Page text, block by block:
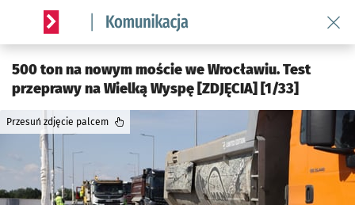
Serwis informacyjny wroclaw.pl podserwis: Komunikacja
500 ton na nowym moście we Wrocławiu. Test
przeprawy na Wielką Wyspę [ZDJĘCIA] [1/33]
Przesuń zdjęcie palcem